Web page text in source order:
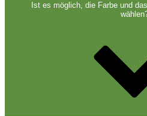
Ist es möglich, die Farbe und